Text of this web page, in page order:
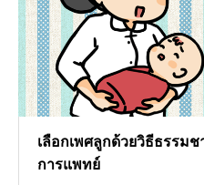
เลือกเพศลูกด้วยวิธีธรรม
การแพทย์